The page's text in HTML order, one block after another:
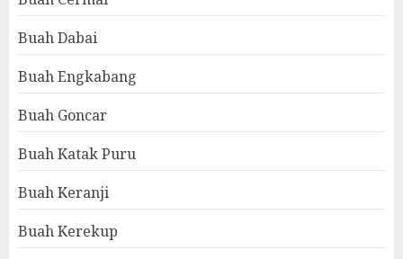
Buah Dabai
Buah Engkabang
Buah Goncar
Buah Katak Puru
Buah Keranji
Buah Kerekup